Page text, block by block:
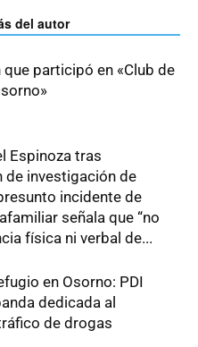
del autor
que participó en «Club de
Espinoza tras
de investigación de
incidente de
señala que “no
física ni verbal de...
en Osorno: PDI
dedicada al
de drogas